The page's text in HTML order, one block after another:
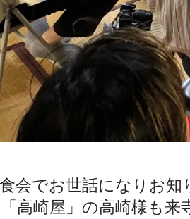
会でお世話になりお
高崎屋」の高崎様も来